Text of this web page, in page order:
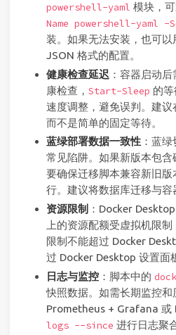
powershell-yaml 模块，
Name powershell-yaml -
装。如果无法安装，也可以
JSON 格式的配置。
健康检查延迟 ：容器启动
康检查， Start-Sleep 的
速度调整，避免误判。建议
而不是简单的固定等待。
蓝绿部署数据一致性：蓝绿
常见陷阱。如果新版本包
要确保迁移脚本兼容新旧
行。建议将数据库迁移与容
资源限制 ：Docker
上的资源配额受虚拟机限
限制不能超过 Docker
过 Docker Desktop 设置面
日志与监控：脚本中的
快照数据。如需长期监控
Prometheus + Grafana 或
logs --since 进行日志聚